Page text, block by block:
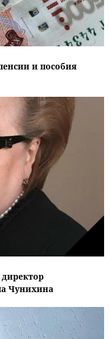
и пособия
Чунихина